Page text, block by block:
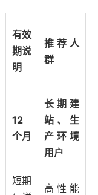
有效
期说
明
推荐人
群
12
个月
长期建
站、生
产环境
用户
短期
高性能